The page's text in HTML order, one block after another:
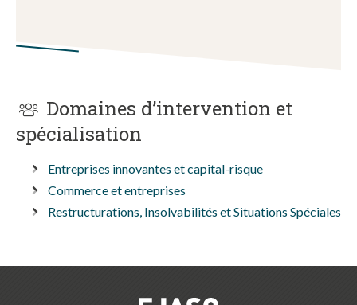
Domaines d’intervention et
spécialisation
Entreprises innovantes et capital-risque
Commerce et entreprises
Restructurations, Insolvabilités et Situations Spéciales